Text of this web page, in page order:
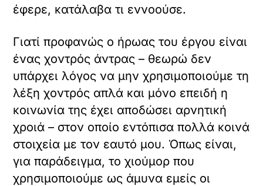
έφερε, κατάλαβα τι εννοούσε.
Γιατί προφανώς ο ήρωας του έργου είναι
ένας χοντρός άντρας – θεωρώ δεν
υπάρχει λόγος να μην χρησιμοποιούμε τη
λέξη χοντρός απλά και μόνο επειδή η
κοινωνία της έχει αποδώσει αρνητική
χροιά – στον οποίο εντόπισα πολλά κοινά
στοιχεία με τον εαυτό μου. Όπως είναι,
για παράδειγμα, το χιούμορ που
χρησιμοποιούμε ως άμυνα εμείς οι